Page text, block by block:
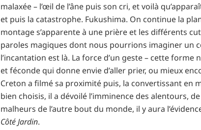
malaxée – l’œil de l’âne puis son cri, et voilà
et puis la catastrophe. Fukushima. On continue la
montage s’apparente à une prière et les différents
paroles magiques dont nous pourrions imaginer un
l’incantation est là. La force d’un geste – cette forme
et féconde qui donne envie d’aller prier, ou mieux
Creton a filmé sa proximité puis, la convertissant en
bien choisis, il a dévoilé l’imminence des alentours,
malheurs de l’autre bout du monde, il y aura
Côté Jardin.